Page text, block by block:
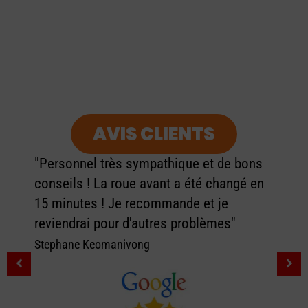
AVIS CLIENTS
"Personnel très sympathique et de bons
conseils ! La roue avant a été changé en
15 minutes ! Je recommande et je
reviendrai pour d'autres problèmes"
Stephane Keomanivong